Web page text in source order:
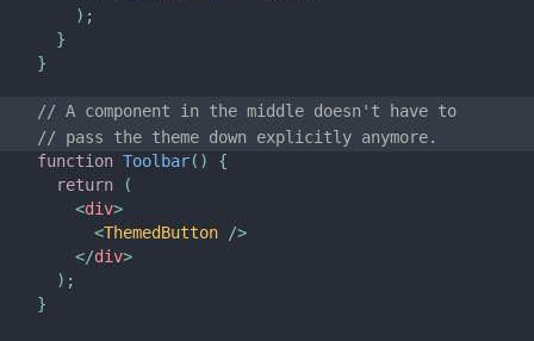
) ;
}
}
// A component in the middle doesn't have to
// pass the theme down explicitly anymore.
function Toolbar( )
{
return
(
<div>
<ThemedButton
/>
</div>
) ;
}
Truyền Functions cho Component
Component State
Styling và CSS
Cấu trúc dự án
Quy tắc đặt tên phiên bản
Virtual DOM and Internals